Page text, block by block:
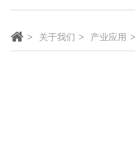
关于我们 产业应用